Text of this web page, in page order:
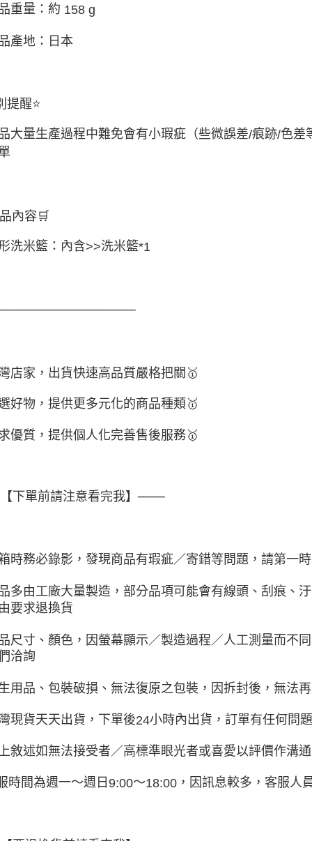
重量：約 158 g
產地：日本
提醒⭐
大量生產過程中難免會有小瑕疵（些微誤差/痕跡/色差
內容 🛒
洗米籃：內含>>洗米籃*1
店家，出貨快速高品質嚴格把關 🥇
好物 ，提供更多元化的商品種類 🥇
優質，提供個人化完善售後服務🥇
下單前請注意看完我】───
時務必錄影，發現商品有瑕疵／寄錯等問題，請第一
多由工廠大量製造，部分品項可能會有線頭、刮痕、
要求退換貨
尺寸、顏色，因螢幕顯示／製造過程／人工測量而不
洽詢
用品、包裝破損、無法復原之包裝，因拆封後，無法
現貨天天出貨，下單後24小時內出貨，訂單有任何問
敘述如無法接受者／高標準眼光者或喜愛以評價作溝
時間為週一～週日9:00～18:00 ，因訊息較多，客服人